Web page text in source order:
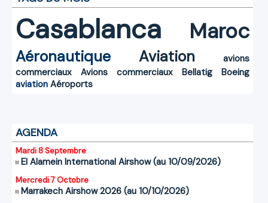
Casablanca Maroc
Aéronautique Aviation
avions
commerciaux
Avions commerciaux Bellatig
Boeing
aviation Aéroports
AGENDA
Mardi 8 Septembre
El Alamein International Airshow (au 10/09/2026)
Mercredi 7 Octobre
Marrakech Airshow 2026 (au 10/10/2026)